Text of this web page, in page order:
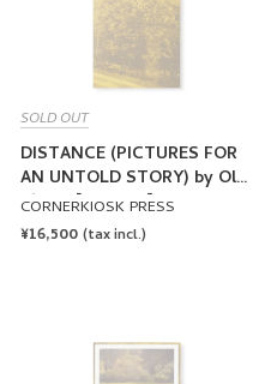
SOLD OUT
DISTANCE (PICTURES FOR
AN UNTOLD STORY) by Ola
Rindal [SIGNED]
CORNERKIOSK PRESS
REGULAR
¥16,500 (tax incl.)